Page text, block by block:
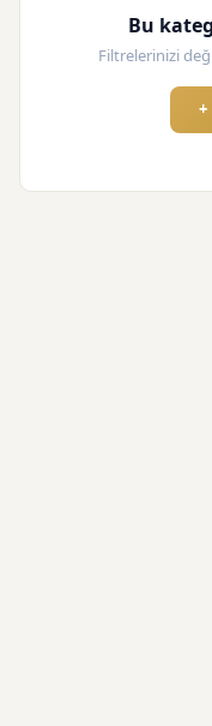
Bu
Filtrelerinizi